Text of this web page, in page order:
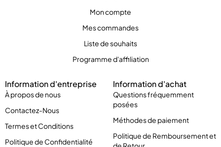
Mon compte
Mes commandes
Liste de souhaits
Programme d'affiliation
Information d'entreprise
À propos de nous
Contactez-Nous
Termes et Conditions
Politique de Confidentialité
Information d'achat
Questions fréquemment
posées
Méthodes de paiement
Politique de Remboursement et